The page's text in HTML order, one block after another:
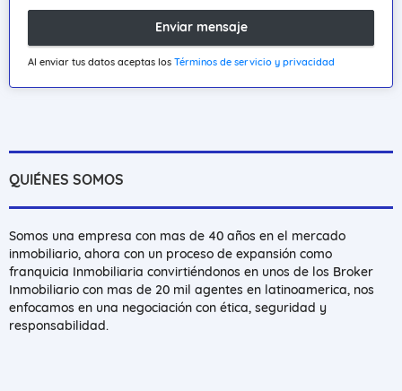
Enviar mensaje
Al enviar tus datos aceptas los Términos de servicio y privacidad
QUIÉNES SOMOS
Somos una empresa con mas de 40 años en el mercado
inmobiliario, ahora con un proceso de expansión como
franquicia Inmobiliaria convirtiéndonos en unos de los Broker
Inmobiliario con mas de 20 mil agentes en latinoamerica, nos
enfocamos en una negociación con ética, seguridad y
responsabilidad.